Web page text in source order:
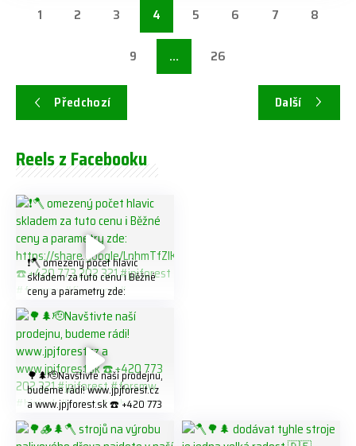
Předchozí
1 2 3 4 5 6 7 8
9 … 26
Další
Reels z Facebooku
❗️🪓 omezený počet hlavic
skladem za tuto cenu ℹ️ Běžné
ceny a parametry zde:
https://share.google/LnhmTfZl
K8W5t7i6o ☎️ +420 773 202
321 #jpjforest #forsmw
#firewood #
🌳🌲🫡Navštivte naší prodejnu,
budeme rádi! www.jpjforest.cz
a www.jpjforest.sk ☎️ +420 773
202 321 #jpjforest #forsmw
#biojack #regon #vahvajussi